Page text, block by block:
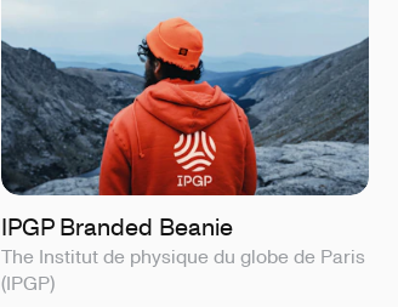
IPGP Branded Beanie
The Institut de physique du globe de Paris
(IPGP)